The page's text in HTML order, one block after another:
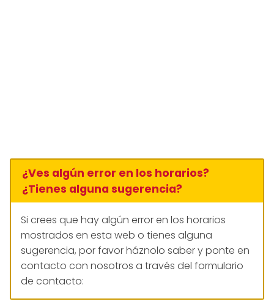
¿Ves algún error en los horarios?
¿Tienes alguna sugerencia?
Si crees que hay algún error en los horarios
mostrados en esta web o tienes alguna
sugerencia, por favor háznolo saber y ponte en
contacto con nosotros a través del formulario
de contacto: